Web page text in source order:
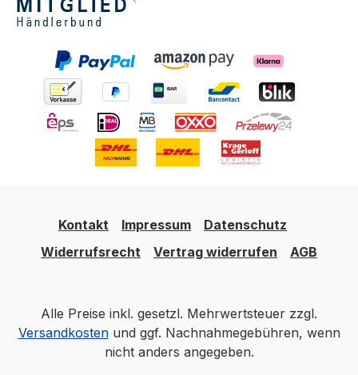
Kontakt Impressum
Datenschutz
Widerrufsrecht
Vertrag widerrufen AGB
Alle Preise inkl. gesetzl. Mehrwertsteuer zzgl.
Versandkostenund ggf. Nachnahmegebühren, wenn
nicht anders angegeben.